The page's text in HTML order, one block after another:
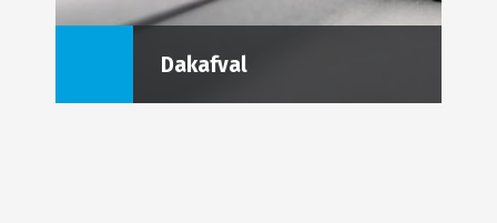
Dakafval